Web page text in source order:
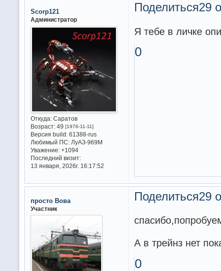
Поделиться29
Scorp121
Администратор
Откуда:Саратов
Возраст:49 [1976-11-11]
Версия build:61388-rus
Любимый ПС:ЛуАЗ-969М
Уважение: +1094
Последний визит:
13 января, 2026г. 16:17:52
Я тебе в личке
0
Поделиться29
просто Вова
Участник
А в трейнз нет
0